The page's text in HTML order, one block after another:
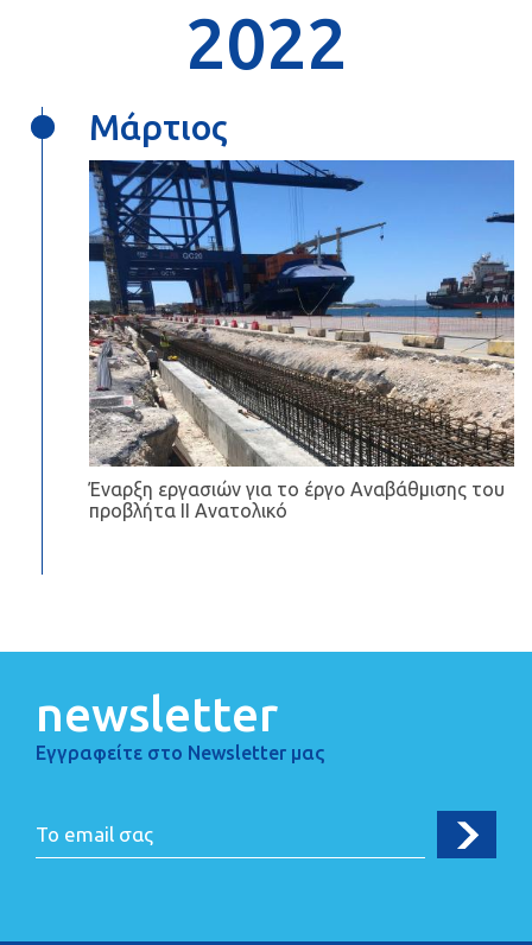
2022
Έναρξη εργασιών για το έργο Αναβάθμισης του
προβλήτα II Ανατολικό
Μάρτιος
newsletter
Εγγραφείτε στο Newsletter μας